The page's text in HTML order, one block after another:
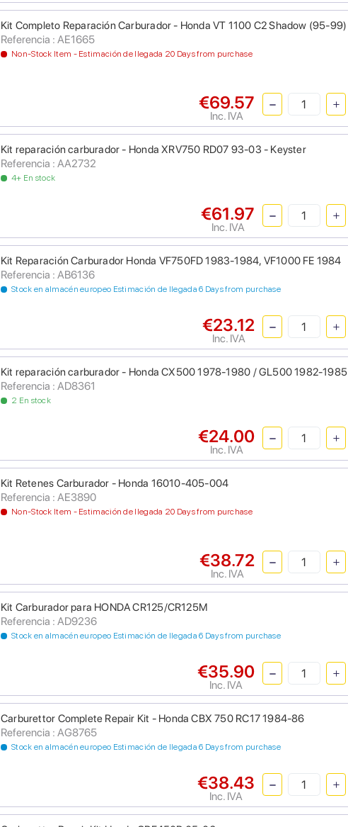
Kit Completo Reparación Carburador - Honda VT 1100 C2 Shadow (95-99)
Referencia : AE1665
Non-Stock Item - Estimación de llegada 20 Days from purchase
€69.57
Inc. IVA
Kit reparación carburador - Honda XRV750 RD07 93-03 - Keyster
Referencia : AA2732
4+ En stock
€61.97
Inc. IVA
Kit Reparación Carburador Honda VF750FD 1983-1984, VF1000 FE 1984
Referencia : AB6136
Stock en almacén europeo Estimación de llegada 6 Days from purchase
€23.12
Inc. IVA
Kit reparación carburador - Honda CX500 1978-1980 / GL500 1982-1985
Referencia : AD8361
2 En stock
€24.00
Inc. IVA
Kit Retenes Carburador - Honda 16010-405-004
Referencia : AE3890
Non-Stock Item - Estimación de llegada 20 Days from purchase
€38.72
Inc. IVA
Kit Carburador para HONDA CR125/CR125M
Referencia : AD9236
Stock en almacén europeo Estimación de llegada 6 Days from purchase
€35.90
Inc. IVA
Carburettor Complete Repair Kit - Honda CBX 750 RC17 1984-86
Referencia : AG8765
Stock en almacén europeo Estimación de llegada 6 Days from purchase
€38.43
Inc. IVA